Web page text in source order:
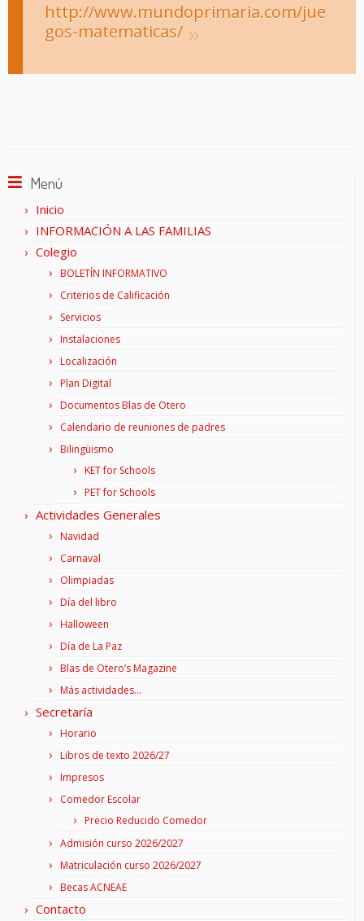
http://www.mundoprimaria.com/jue
gos-matematicas/
Menú
Inicio
INFORMACIÓN A LAS FAMILIAS
Colegio
BOLETÍN INFORMATIVO
Criterios de Calificación
Servicios
Instalaciones
Localización
Plan Digital
Documentos Blas de Otero
Calendario de reuniones de padres
Bilingüismo
KET for Schools
PET for Schools
Actividades Generales
Navidad
Carnaval
Olimpiadas
Día del libro
Halloween
Día de La Paz
Blas de Otero’s Magazine
Más actividades…
Secretaría
Horario
Libros de texto 2026/27
Impresos
Comedor Escolar
Precio Reducido Comedor
Admisión curso 2026/2027
Matriculación curso 2026/2027
Becas ACNEAE
Contacto